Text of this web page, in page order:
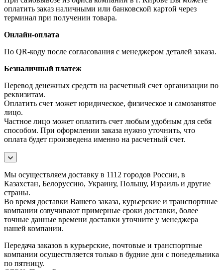
оплатить заказ наличными или банковской картой через
терминал при получении товара.
Онлайн-оплата
По QR-коду после согласования с менеджером деталей заказа.
Безналичный платеж
Перевод денежных средств на расчетный счет организации по
реквизитам.
Оплатить счет может юридическое, физическое и самозанятое
лицо.
Частное лицо может оплатить счет любым удобным для себя
способом. При оформлении заказа нужно уточнить, что
оплата будет произведена именно на расчетный счет.
Мы осуществляем доставку в 1112 городов России, в
Казахстан, Белоруссию, Украину, Польшу, Израиль и другие
страны.
Во время доставки Вашего заказа, курьерские и транспортные
компании озвучивают примерные сроки доставки, более
точные данные времени доставки уточните у менеджера
нашей компании.
Передача заказов в курьерские, почтовые и транспортные
компании осуществляется только в будние дни с понедельника
по пятницу.